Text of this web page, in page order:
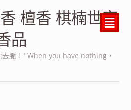
檀香 棋楠世家
品
去脈 ! " When you have nothing，
²